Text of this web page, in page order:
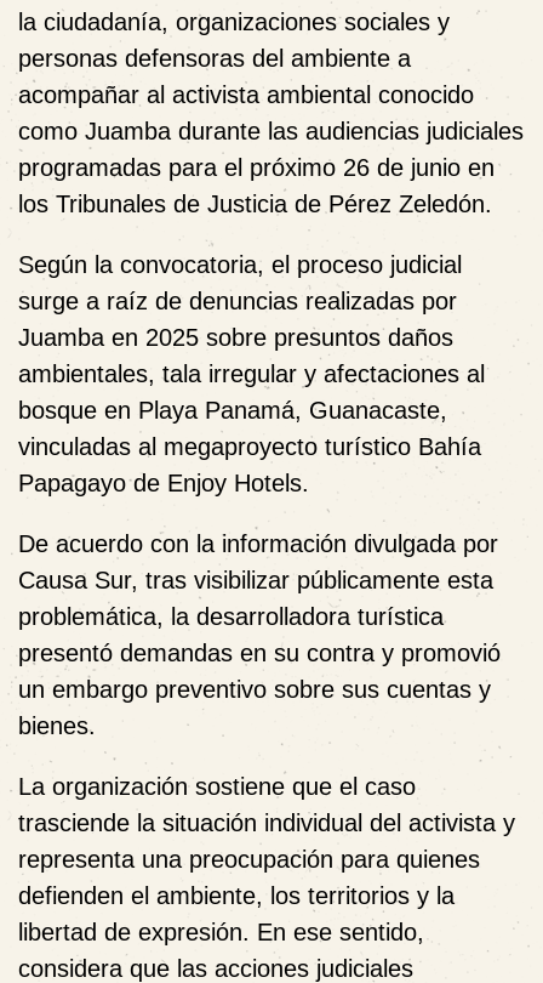
la ciudadanía, organizaciones sociales y
personas defensoras del ambiente a
acompañar al activista ambiental conocido
como Juamba durante las audiencias judiciales
programadas para el próximo 26 de junio en
los Tribunales de Justicia de Pérez Zeledón.
Según la convocatoria, el proceso judicial
surge a raíz de denuncias realizadas por
Juamba en 2025 sobre presuntos daños
ambientales, tala irregular y afectaciones al
bosque en Playa Panamá, Guanacaste,
vinculadas al megaproyecto turístico Bahía
Papagayo de Enjoy Hotels.
De acuerdo con la información divulgada por
Causa Sur, tras visibilizar públicamente esta
problemática, la desarrolladora turística
presentó demandas en su contra y promovió
un embargo preventivo sobre sus cuentas y
bienes.
La organización sostiene que el caso
trasciende la situación individual del activista y
representa una preocupación para quienes
defienden el ambiente, los territorios y la
libertad de expresión. En ese sentido,
considera que las acciones judiciales